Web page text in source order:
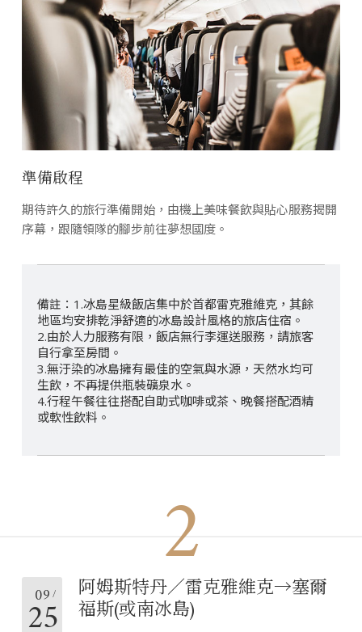
準備啟程
期待許久的旅行準備開始，由機上美味餐飲與貼心服務揭開
序幕，跟隨領隊的腳步前往夢想國度。
1.冰島星級飯店集中於首都雷克雅維克，其餘
地區均安排乾淨舒適的冰島設計風格的旅店住宿。
2.由於人力服務有限，飯店無行李運送服務，請旅客
自行拿至房間。
3.無汙染的冰島擁有最佳的空氣與水源，天然水均可
生飲，不再提供瓶裝礦泉水。
4.行程午餐往往搭配自助式咖啡或茶、晚餐搭配酒精
或軟性飲料。
2
09
25
阿姆斯特丹／雷克雅維克→塞爾
福斯(或南冰島)